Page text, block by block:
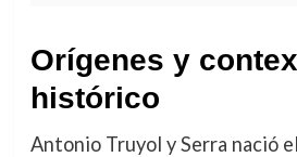
Orígenes y
histórico
Antonio Truyol y Serra nació